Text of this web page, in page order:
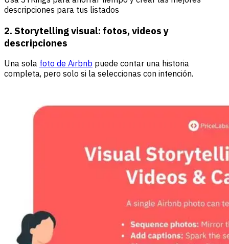
descripciones para tus listados
2. Storytelling visual: fotos, videos y
descripciones
Una sola foto de Airbnb puede contar una historia
completa, pero solo si la seleccionas con intención.